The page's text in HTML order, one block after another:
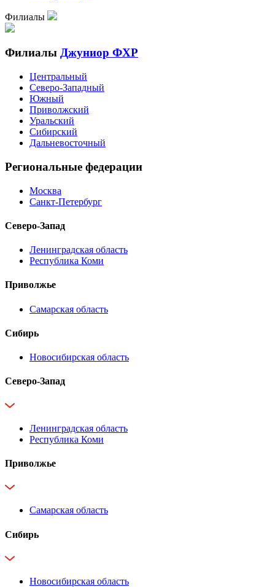
Филиалы
Филиалы Джуниор ФХР
Центральный
Северо-Западный
Южный
Приволжский
Уральский
Сибирский
Дальневосточный
Региональные федерации
Москва
Санкт-Петербург
Северо-Запад
Ленинградская область
Республика Коми
Приволжье
Самарская область
Сибирь
Новосибирская область
Северо-Запад
Ленинградская область
Республика Коми
Приволжье
Самарская область
Сибирь
Новосибирская область